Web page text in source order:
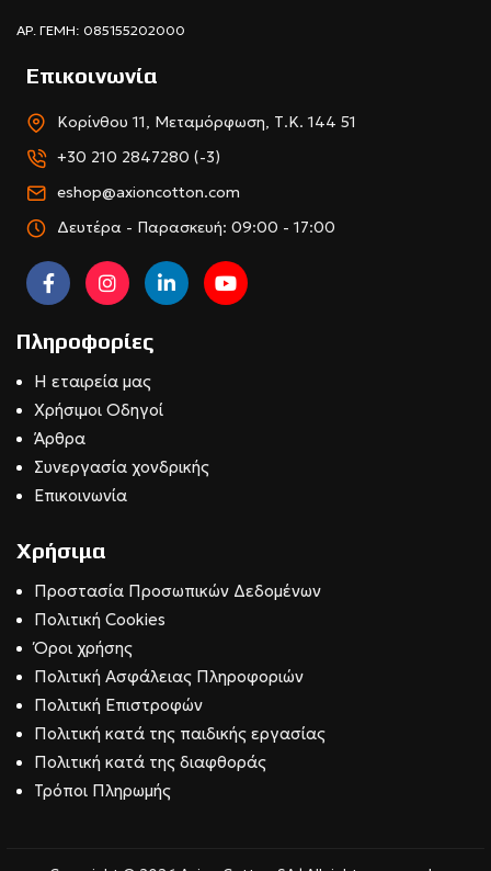
ΑΡ. ΓΕΜΗ: 085155202000
Επικοινωνία
Κορίνθου 11, Μεταμόρφωση, Τ.Κ. 144 51
+30 210 2847280 (-3)
eshop@axioncotton.com
Δευτέρα - Παρασκευή: 09:00 - 17:00
Πληροφορίες
Η εταιρεία μας
Χρήσιμοι Οδηγοί
Άρθρα
Συνεργασία χονδρικής
Επικοινωνία
Χρήσιμα
Προστασία Προσωπικών Δεδομένων
Πολιτική Cookies
Όροι χρήσης
Πολιτική Ασφάλειας Πληροφοριών
Πολιτική Επιστροφών
Πολιτική κατά της παιδικής εργασίας
Πολιτική κατά της διαφθοράς
Τρόποι Πληρωμής